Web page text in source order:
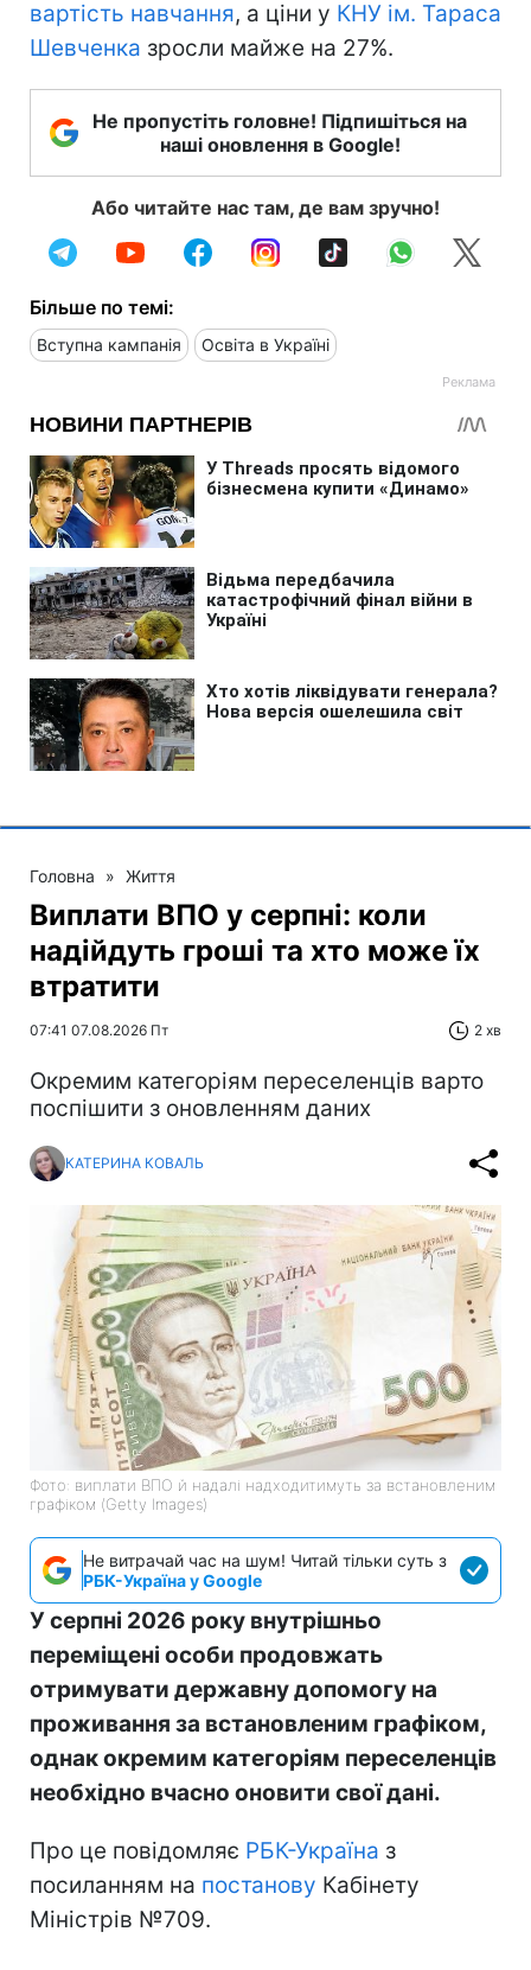
вартість навчання, а ціни у КНУ ім. Тараса
Шевченка зросли майже на 27%.
Не пропустіть головне! Підпишіться на
наші оновлення в Google!
Або читайте нас там, де вам зручно!
Більше по темі:
Вступна кампанія Освіта в Україні
Головна » Життя
Виплати ВПО у серпні: коли
надійдуть гроші та хто може їх
втратити
07:41 07.08.2026 Пт 2 хв
Окремим категоріям переселенців варто
поспішити з оновленням даних
КАТЕРИНА КОВАЛЬ
Фото: виплати ВПО й надалі надходитимуть за встановленим
графіком (Getty Images)
Не витрачай час на шум! Читай тільки суть з
РБК-Україна у Google
У серпні 2026 року внутрішньо
переміщені особи продовжать
отримувати державну допомогу на
проживання за встановленим графіком,
однак окремим категоріям переселенців
необхідно вчасно оновити свої дані.
Про це повідомляє РБК-Україна з
посиланням на постанову Кабінету
Міністрів №709.